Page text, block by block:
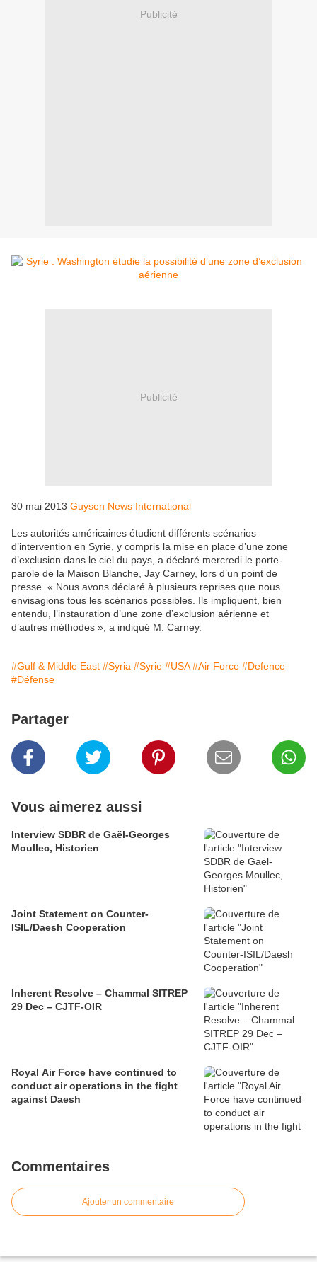
Publicité
Publicité
30 mai 2013 Guysen News International
Les autorités américaines étudient différents scénarios
d’intervention en Syrie, y compris la mise en place d’une zone
d’exclusion dans le ciel du pays, a déclaré mercredi le porte-
parole de la Maison Blanche, Jay Carney, lors d’un point de
presse. « Nous avons déclaré à plusieurs reprises que nous
envisagions tous les scénarios possibles. Ils impliquent, bien
entendu, l’instauration d’une zone d’exclusion aérienne et
d’autres méthodes », a indiqué M. Carney.
#Gulf & Middle East #Syria #Syrie #USA #Air Force #Defence
#Défense
Partager
Vous aimerez aussi
Interview SDBR de Gaël-Georges
Moullec, Historien
Joint Statement on Counter-
ISIL/Daesh Cooperation
Inherent Resolve – Chammal SITREP
29 Dec – CJTF-OIR
Royal Air Force have continued to
conduct air operations in the fight
against Daesh
Commentaires
Ajouter un commentaire